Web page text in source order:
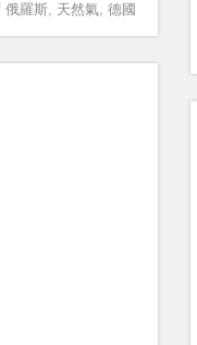
俄羅斯, 天然氣, 德國